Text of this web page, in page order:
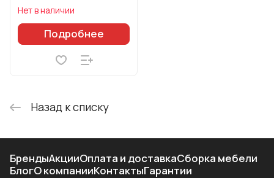
Нет в наличии
Подробнее
Назад к списку
БрендыАкцииОплата и доставкаСборка мебели
БлогО компанииКонтактыГарантии